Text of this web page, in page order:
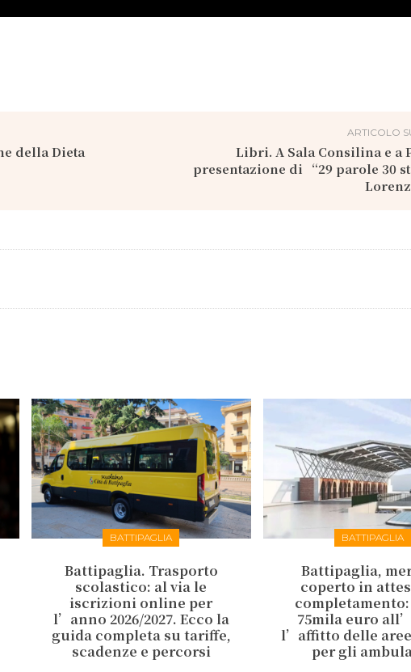
della Dieta
ARTICOLO
Libri. A Sala Consilina e a
presentazione di “29 parole 30
BATTIPAGLIA
Battipaglia. Trasporto
scolastico: al via le
iscrizioni online per
l’anno 2026/2027. Ecco la
guida completa su tariffe,
scadenze e percorsi
BATTIPAGLIA
Battipaglia,
coperto in
75mila euro
l’affitto delle
per gli